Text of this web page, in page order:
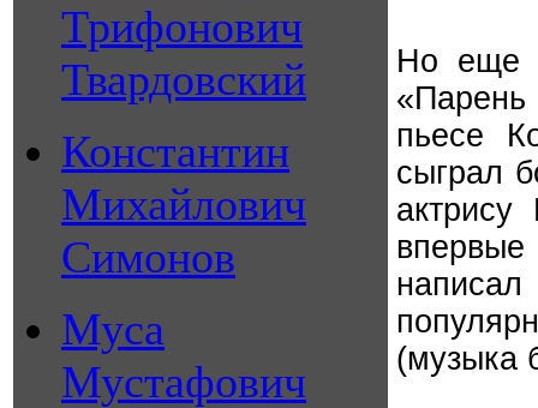
Трифонович
Твардовский
Константин
Михайлович
Симонов
Муса
Мустафович
Но еще
пьесе
сыграл
впервые
(музыка